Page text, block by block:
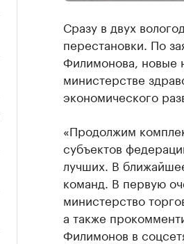
Сразу в двух
перестановки. По
Филимонова, новые
министерстве
экономического
«Продолжим
субъектов
лучших. В
команд. В первую
министерство
а также
Филимонов в